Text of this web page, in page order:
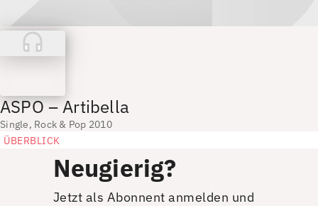
ASPO – Artibella
Single, Rock & Pop 2010
ÜBERBLICK
Neugierig?
Jetzt als Abonnent anmelden und